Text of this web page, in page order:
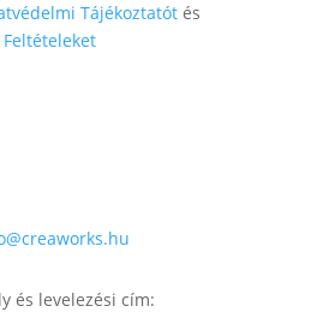
Tájékoztatótés
és levelezési cím: